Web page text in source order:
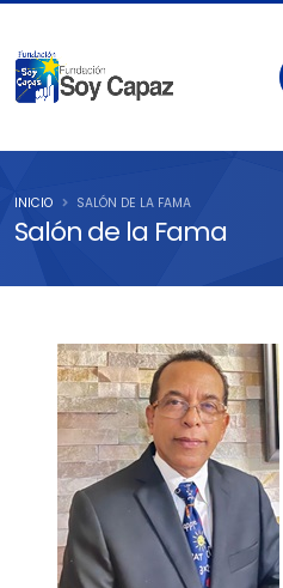
Salón de la Fama
INICIO SALÓN DE LA FAMA